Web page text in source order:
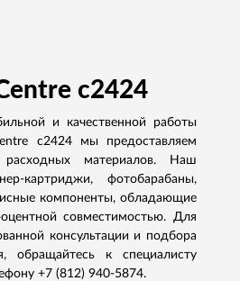
c2424
и качественной работы
c2424 мы предоставляем
материалов. Наш
картриджи, фотобарабаны,
компоненты, обладающие
совместимостью. Для
консультации и подбора
обращайтесь к специалисту
+7 (812) 940-5874.